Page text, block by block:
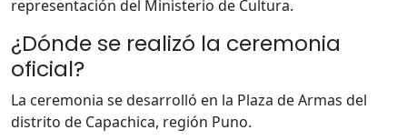
representación del Ministerio de Cultura.
¿Dónde se realizó la ceremonia
oficial?
La ceremonia se desarrolló en la Plaza de Armas del
distrito de Capachica, región Puno.